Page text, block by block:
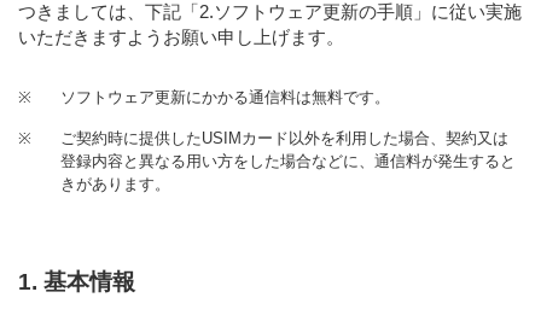
つきましては、下記 「2.ソフトウェア更新の手順」 に従い実施
いただきますようお願い申し上げます。
※ ソフトウェア更新にかかる通信料は無料です。
※
ご契約時に提供したUSIMカード以外を利用した場合、契約又は
登録内容と異なる用い方をした場合などに、通信料が発生すると
きがあります。
1. 基本情報